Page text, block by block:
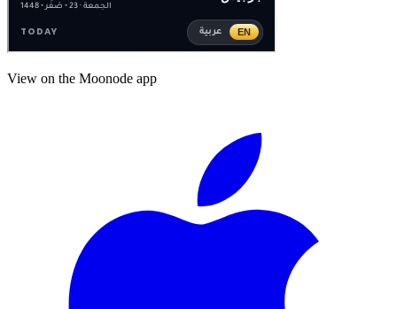
View on the Moonode app